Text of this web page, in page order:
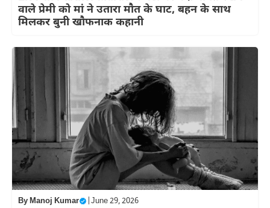
वाले प्रेमी को मां ने उतारा मौत के घाट, बहन के साथ
मिलकर बुनी खौफनाक कहानी
ByManoj Kumar June 29, 2026